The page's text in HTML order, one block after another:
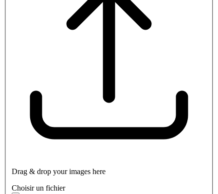
Drag & drop your images here
Choisir un fichier